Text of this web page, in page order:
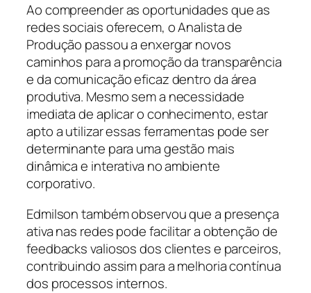
Ao compreender as oportunidades que as
redes sociais oferecem, o Analista de
Produção passou a enxergar novos
caminhos para a promoção da transparência
e da comunicação eficaz dentro da área
produtiva. Mesmo sem a necessidade
imediata de aplicar o conhecimento, estar
apto a utilizar essas ferramentas pode ser
determinante para uma gestão mais
dinâmica e interativa no ambiente
corporativo.
Edmilson também observou que a presença
ativa nas redes pode facilitar a obtenção de
feedbacks valiosos dos clientes e parceiros,
contribuindo assim para a melhoria contínua
dos processos internos.